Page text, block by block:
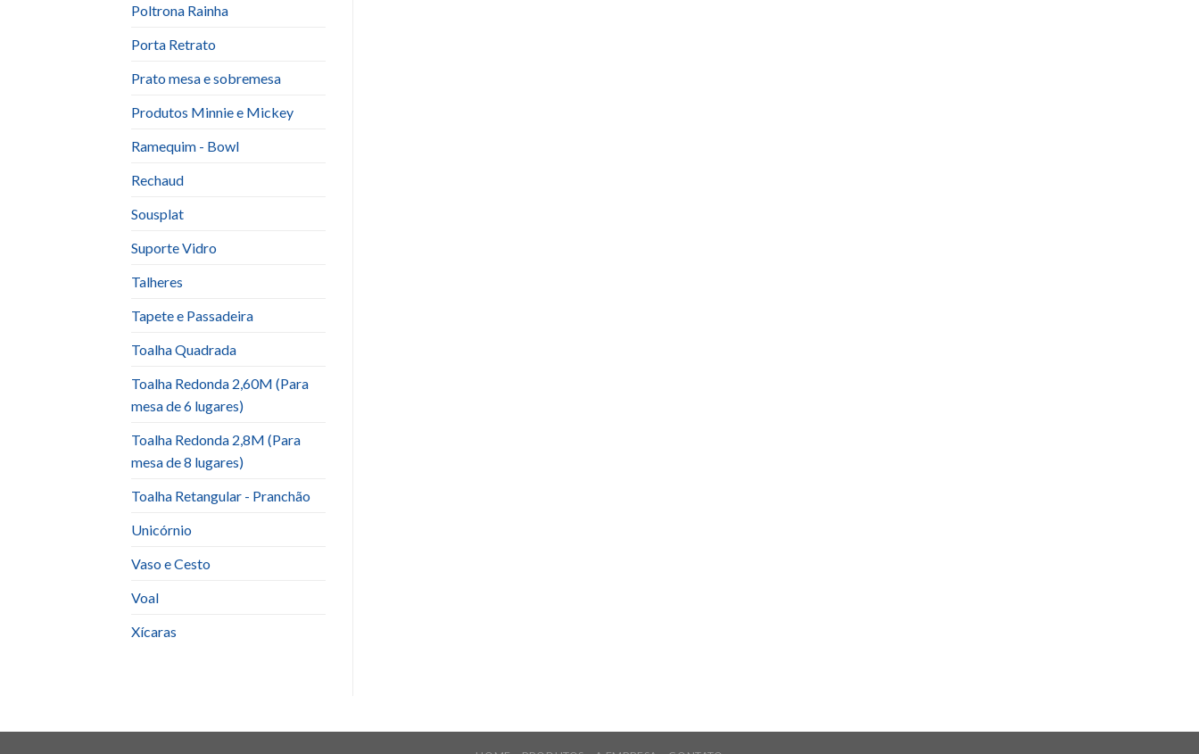
Poltrona Rainha
Porta Retrato
Prato mesa e sobremesa
Produtos Minnie e Mickey
Ramequim - Bowl
Rechaud
Sousplat
Suporte Vidro
Talheres
Tapete e Passadeira
Toalha Quadrada
Toalha Redonda 2,60M (Para
mesa de 6 lugares)
Toalha Redonda 2,8M (Para
mesa de 8 lugares)
Toalha Retangular - Pranchão
Unicórnio
Vaso e Cesto
Voal
Xícaras